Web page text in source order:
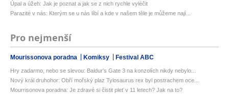
Úpal a úžeh: Jak je poznat a jak se z nich rychle vyléčit
Parazité v nás: Kterým se u nás líbí a kde v našem těle je můžeme nají...
Pro nejmenší
Mourissonova poradna Komiksy Festival ABC
Hry zadarmo, nebo se slevou: Baldur's Gate 3 na konzolích nikdy nebylo...
Nový král druhohor: Obří mořský plaz Tylosaurus rex byl postrachem oce...
Mourrisonova poradna: Je zdravé si čistit pleť v 11 letech? Jak na to?